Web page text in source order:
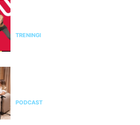
TRENINGI
PODCAST